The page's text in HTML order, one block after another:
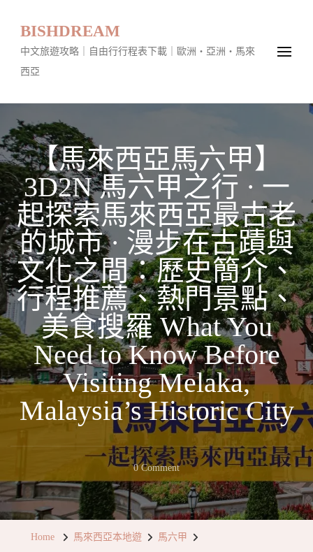
BISHDREAM
中文旅遊攻略｜自由行行程表下載｜歐洲・亞洲・馬來
西亞
【馬來西亞馬六甲】
3D2N 馬六甲之行 · 一
起探索馬來西亞最古老
的城市 · 漫步在古蹟與
文化之間：歷史簡介、
行程推薦、熱門景點、
美食搜羅 What You
Need to Know Before
Visiting Melaka,
Malaysia’s Historic City
0 CommentOn
【馬
來
Home 馬來西亞本地遊 馬六甲